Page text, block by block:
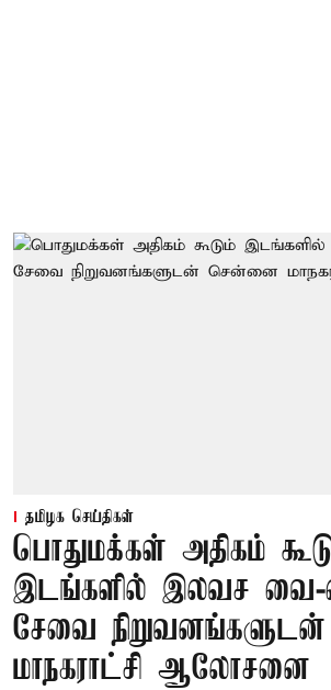
தமிழக செய்திகள்
பொதுமக்கள் அதிகம்
இடங்களில் இலவச
சேவை
மாநகராட்சி ஆலோசனை